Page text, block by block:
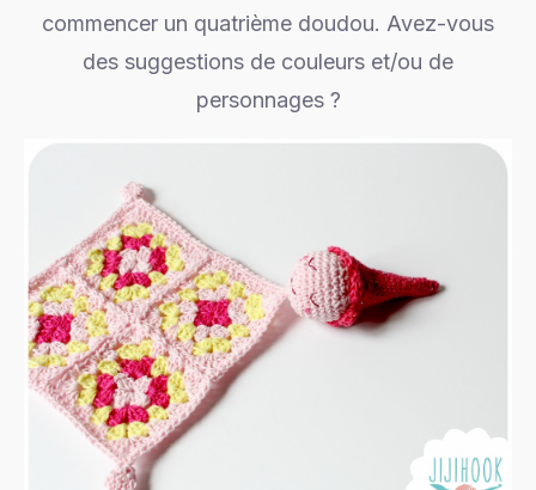
commencer un quatrième doudou. Avez-vous
des suggestions de couleurs et/ou de
personnages ?